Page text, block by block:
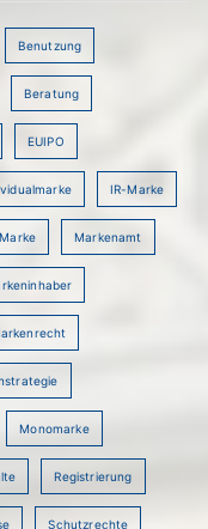
Benutzung
Beratung
EUIPO
IR-Marke
Marke Markenamt
Monomarke
Registrierung
Schutzrechte